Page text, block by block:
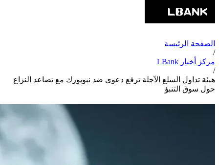
الصفحة الرئيسة
/
مركز أخبار LBank
/
هيئة تداول السلع الآجلة ترفع دعوى ضد نيويورك مع تصاعد النزاع
حول سوق التنبؤ